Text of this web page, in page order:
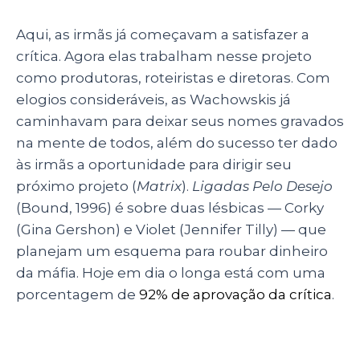
Aqui, as irmãs já começavam a satisfazer a
crítica. Agora elas trabalham nesse projeto
como produtoras, roteiristas e diretoras. Com
elogios consideráveis, as Wachowskis já
caminhavam para deixar seus nomes gravados
na mente de todos, além do sucesso ter dado
às irmãs a oportunidade para dirigir seu
próximo projeto (Matrix). Ligadas Pelo Desejo
(Bound, 1996) é sobre duas lésbicas — Corky
(Gina Gershon) e Violet (Jennifer Tilly) — que
planejam um esquema para roubar dinheiro
da máfia. Hoje em dia o longa está com uma
porcentagem de 92% de aprovação da crítica.